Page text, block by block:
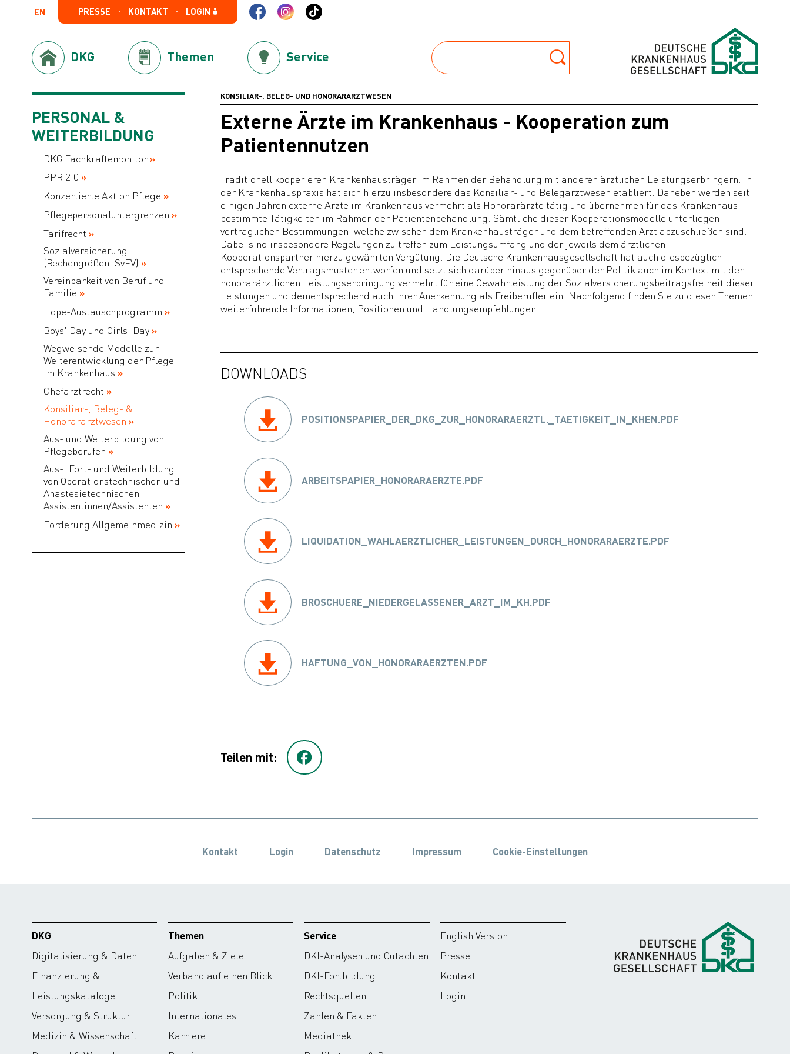
EN PRESSE KONTAKT LOGIN
DKG Themen Service
KONSILIAR-, BELEG- UND HONORARARZTWESEN
Externe Ärzte im Krankenhaus - Kooperation zum
Patientennutzen
Traditionell kooperieren Krankenhausträger im Rahmen der Behandlung mit anderen ärztlichen Leistungserbringern. In
der Krankenhauspraxis hat sich hierzu insbesondere das Konsiliar- und Belegarztwesen etabliert. Daneben werden seit
einigen Jahren externe Ärzte im Krankenhaus vermehrt als Honorarärzte tätig und übernehmen für das Krankenhaus
bestimmte Tätigkeiten im Rahmen der Patientenbehandlung. Sämtliche dieser Kooperationsmodelle unterliegen
vertraglichen Bestimmungen, welche zwischen dem Krankenhausträger und dem betreffenden Arzt abzuschließen sind.
Dabei sind insbesondere Regelungen zu treffen zum Leistungsumfang und der jeweils dem ärztlichen
Kooperationspartner hierzu gewährten Vergütung. Die Deutsche Krankenhausgesellschaft hat auch diesbezüglich
entsprechende Vertragsmuster entworfen und setzt sich darüber hinaus gegenüber der Politik auch im Kontext mit der
honorarärztlichen Leistungserbringung vermehrt für eine Gewährleistung der Sozialversicherungsbeitragsfreiheit dieser
Leistungen und dementsprechend auch ihrer Anerkennung als Freiberufler ein. Nachfolgend finden Sie zu diesen Themen
weiterführende Informationen, Positionen und Handlungsempfehlungen.
DOWNLOADS
POSITIONSPAPIER_DER_DKG_ZUR_HONORARAERZTL._TAETIGKEIT_IN_KHEN.PDF
ARBEITSPAPIER_HONORARAERZTE.PDF
LIQUIDATION_WAHLAERZTLICHER_LEISTUNGEN_DURCH_HONORARAERZTE.PDF
BROSCHUERE_NIEDERGELASSENER_ARZT_IM_KH.PDF
HAFTUNG_VON_HONORARAERZTEN.PDF
Teilen mit:
PERSONAL &
WEITERBILDUNG
DKG Fachkräftemonitor
PPR 2.0
Konzertierte Aktion Pflege
Pflegepersonaluntergrenzen
Tarifrecht
Sozialversicherung
(Rechengrößen, SvEV)
Vereinbarkeit von Beruf und
Familie
Hope-Austauschprogramm
Boys' Day und Girls' Day
Wegweisende Modelle zur
Weiterentwicklung der Pflege
im Krankenhaus
Chefarztrecht
Konsiliar-, Beleg- &
Honorararztwesen
Aus- und Weiterbildung von
Pflegeberufen
Aus-, Fort- und Weiterbildung
von Operationstechnischen und
Anästesietechnischen
Assistentinnen/Assistenten
Förderung Allgemeinmedizin
Kontakt Login Datenschutz Impressum Cookie-Einstellungen
DKG
Digitalisierung & Daten
Finanzierung &
Leistungskataloge
Versorgung & Struktur
Medizin & Wissenschaft
Themen
Aufgaben & Ziele
Verband auf einen Blick
Politik
Internationales
Karriere
Service
DKI-Analysen und Gutachten
DKI-Fortbildung
Rechtsquellen
Zahlen & Fakten
Mediathek
English Version
Presse
Kontakt
Login